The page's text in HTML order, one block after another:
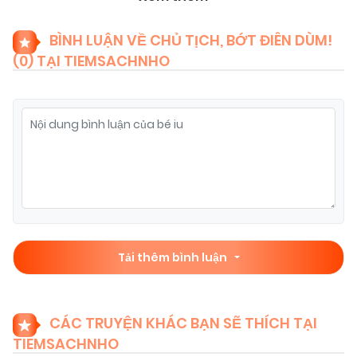
Chapter 20(VIP) 09/11/2025
Chapter 19 (VIP) 09/11/2025
Chapter 17(VIP)
Chapter 16 (VIP) 09/11/2025
BÌNH LUẬN VỀ CHỦ TỊCH, BỚT ĐIÊN DÙM!
(0) TẠI TIEMSACHNHO
Tải thêm bình luận
CÁC TRUYỆN KHÁC BẠN SẼ THÍCH TẠI
TIEMSACHNHO